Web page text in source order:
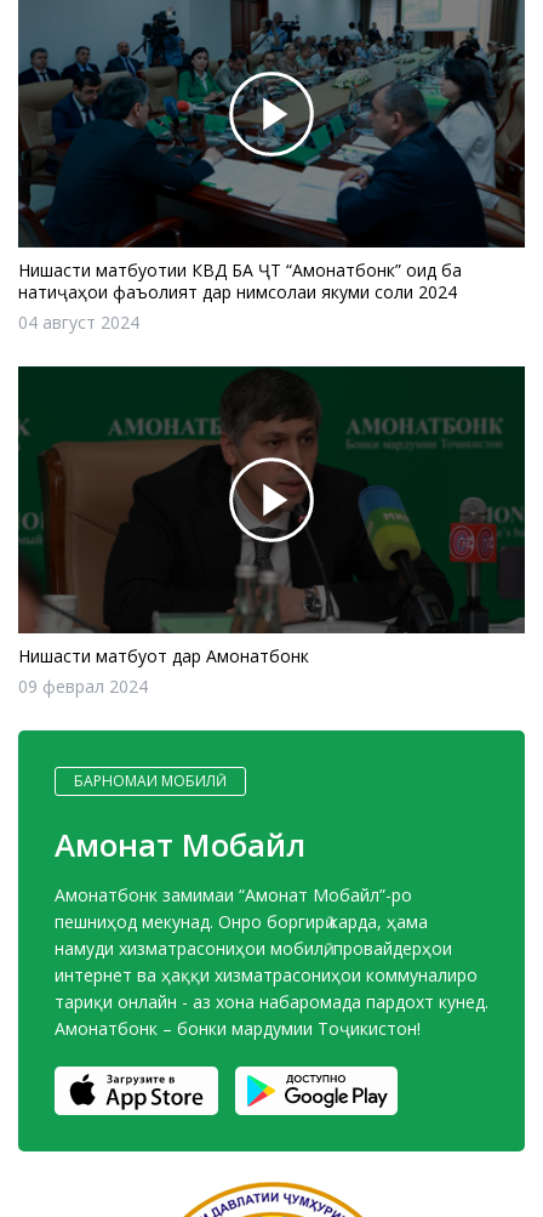
Нишасти матбуотии КВД БА ҶТ “Амонатбонк” оид ба
натиҷаҳои фаъолият дар нимсолаи якуми соли 2024
04 август 2024
Нишасти матбуотӣ дар Амонатбонк
09 феврал 2024
БАРНОМАИ МОБИЛӢ
Амонат Мобайл
Амонатбонк замимаи “Амонат Мобайл”-ро
пешниҳод мекунад. Онро боргирӣ карда, ҳама
намуди хизматрасониҳои мобилӣ, провайдерҳои
интернет ва ҳаққи хизматрасониҳои коммуналиро
тариқи онлайн - аз хона набаромада пардохт кунед.
Амонатбонк – бонки мардумии Тоҷикистон!